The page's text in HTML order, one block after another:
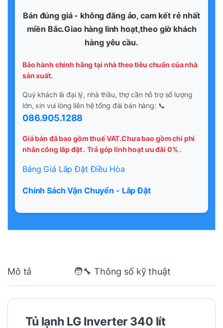
Bán đúng giá - không đăng ảo, cam kết rẻ nhất
miền Bắc.Giao hàng linh hoạt,theo giờ khách
hàng yêu cầu.
Bảo hành chính hãng tại nhà theo tiêu chuẩn của nhà
sản xuất.
Quý khách là đại lý, nhà thầu, thợ cần hỗ trợ số lượng
lớn, xin vui lòng liên hệ tổng đài bán hàng: 📞
086.905.1288
Giá bán đã bao gồm thuế VAT.Chưa bao gồm chi phí
nhân công lắp đặt . Trả góp linh hoạt ưu đãi 0% .
Bảng Giá Lắp Đặt Điều Hòa
Chính Sách Vận Chuyển - Lắp Đặt
Mô tả 🧑‍🔧 Thông số kỹ thuật
Tủ lạnh LG Inverter 340 lít